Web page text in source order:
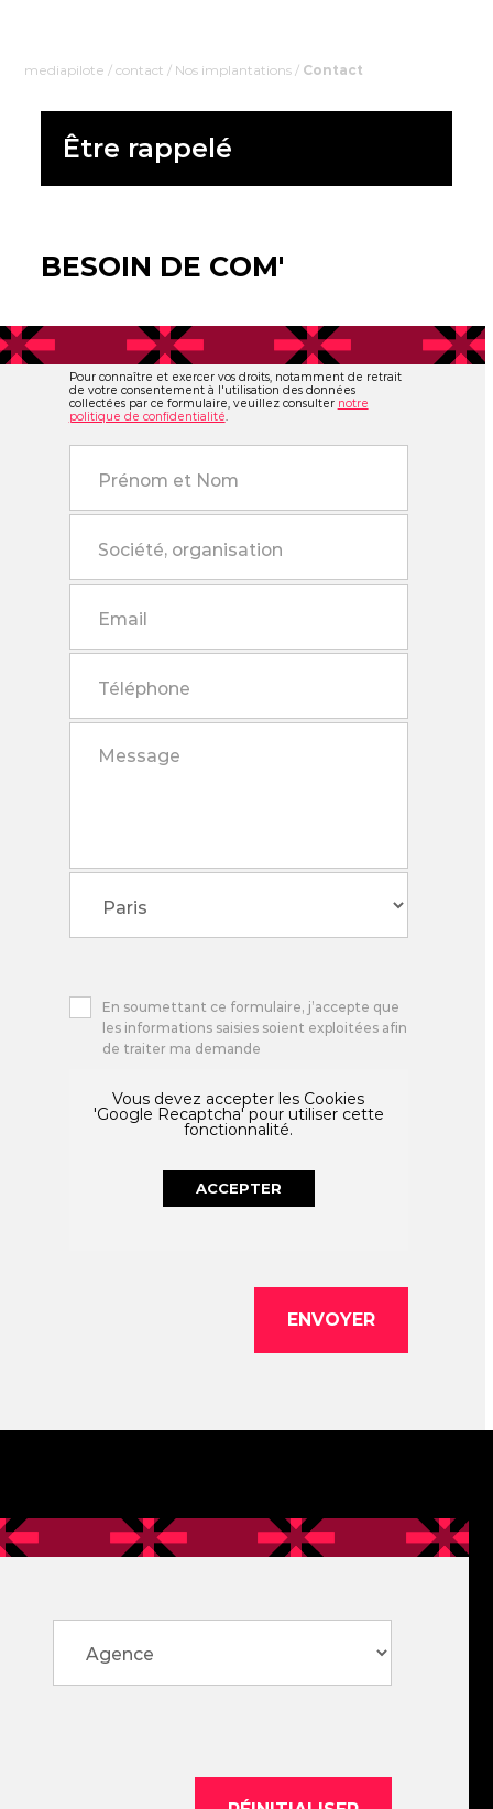
mediapilote /contact / Nos implantations / Contact
Être rappelé
BESOIN DE COM'
Pour connaître et exercer vos droits, notamment de retrait
de votre consentement à l'utilisation des données
collectées par ce formulaire, veuillez consulter notre
politique de confidentialité.
En soumettant ce formulaire, j’accepte que
les informations saisies soient exploitées afin
de traiter ma demande
Vous devez accepter les Cookies
'Google Recaptcha' pour utiliser cette
fonctionnalité.
ACCEPTER